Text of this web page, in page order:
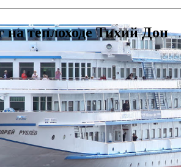
теплоходе Тихий Дон